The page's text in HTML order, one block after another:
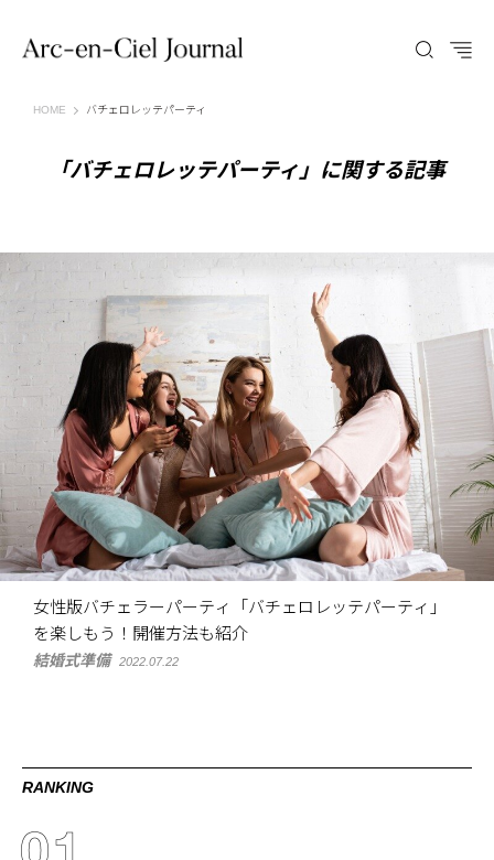
HOME Arc-en-Ciel Journal（アルカンシエル ジャーナル）
バチェロレッテパーティ
「バチェロレッテパーティ」に関する記事
女性版バチェラーパーティ「バチェロレッテパーティ」
を楽しもう！開催方法も紹介
結婚式準備 2022.07.22
RANKING